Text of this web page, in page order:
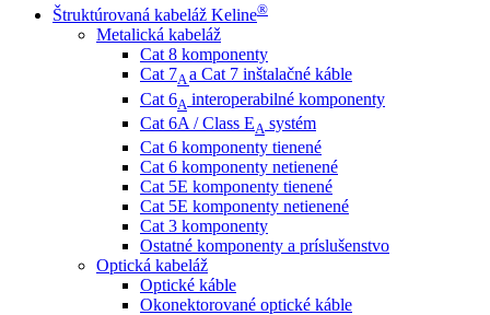
Štruktúrovaná kabeláž Keline®
Metalická kabeláž
Cat 8 komponenty
Cat 7Aa Cat 7 inštalačné káble
Cat 6A interoperabilné komponenty
Cat 6A / Class EA systém
Cat 6 komponenty tienené
Cat 6 komponenty netienené
Cat 5E komponenty tienené
Cat 5E komponenty netienené
Cat 3 komponenty
Ostatné komponenty a príslušenstvo
Optická kabeláž
Optické káble
Okonektorované optické káble